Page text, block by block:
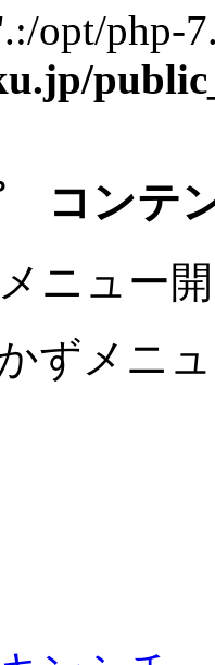
opt/php-
コンテ
ニュー
ずメニ